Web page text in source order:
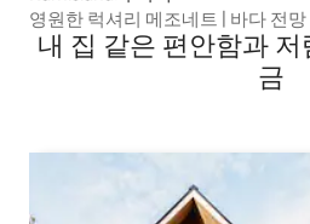
영원한 럭셔리 메조네트 | 바다 전
내 집 같은 편안함과
금